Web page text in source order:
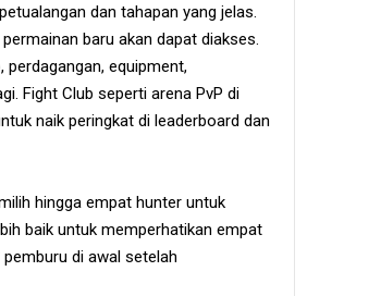
dan tahapan yang jelas.
baru akan dapat diakses.
equipment,
Fight Club seperti arena PvP di
naik peringkat di leaderboard dan
hingga empat hunter untuk
baik untuk memperhatikan empat
di awal setelah